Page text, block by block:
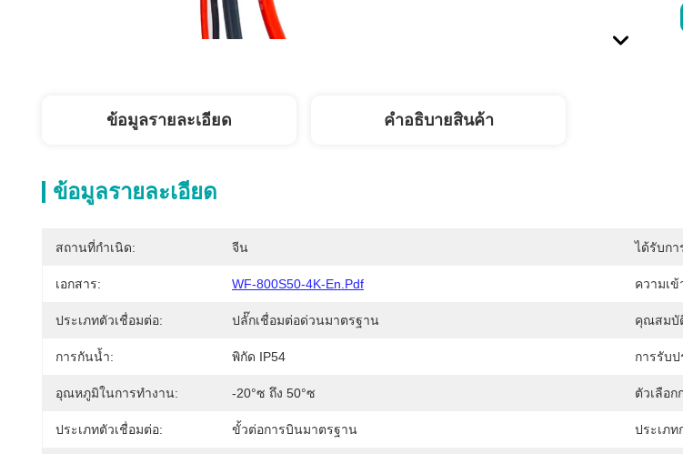
ข้อมูลรายละเอียด คําอธิบายสินค้า
ข้อมูลรายละเอียด
สถานที่กำเนิด: จีน ได้รับกา
เอกสาร: WF-800S50-4K-En.pdf ความเข้
ประเภทตัวเชื่อมต่อ: ปลั๊กเชื่อมต่อด่วนมาตรฐาน คุณสมบั
การกันน้ำ: พิกัด IP54 การรับ
อุณหภูมิในการทำงาน: -20°ซ ถึง 50°ซ ตัวเลือก
ประเภทตัวเชื่อมต่อ: ขั้วต่อการบินมาตรฐาน ประเภท